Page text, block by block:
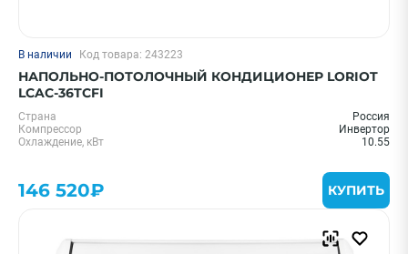
ПРИМЕНИТЬ
В наличии Код товара: 243223
НАПОЛЬНО-ПОТОЛОЧНЫЙ КОНДИЦИОНЕР LORIOT
LCAC-36TCFI
Страна
Россия
Компрессор
Инвертор
Охлаждение, кВт
10.55
146 520₽ КУПИТЬ